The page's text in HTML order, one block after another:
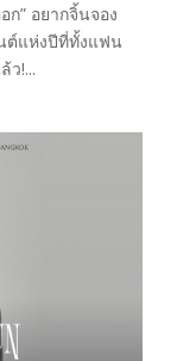
” อยากจิ้นจอง
ห่งปีที่ทั้งแฟน
ว!...